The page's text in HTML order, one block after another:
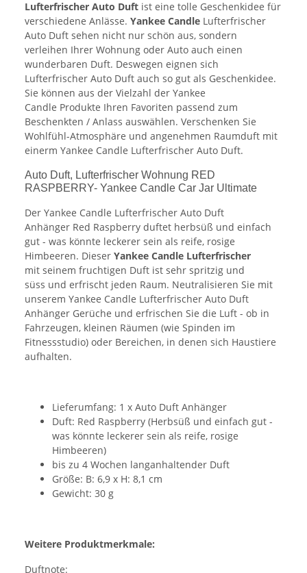
Lufterfrischer Auto Duft ist eine tolle Geschenkidee für
verschiedene Anlässe. Yankee Candle Lufterfrischer
Auto Duft sehen nicht nur schön aus, sondern
verleihen Ihrer Wohnung oder Auto auch einen
wunderbaren Duft. Deswegen eignen sich
Lufterfrischer Auto Duft auch so gut als Geschenkidee.
Sie können aus der Vielzahl der Yankee
Candle Produkte Ihren Favoriten passend zum
Beschenkten / Anlass auswählen. Verschenken Sie
Wohlfühl-Atmosphäre und angenehmen Raumduft mit
einerm Yankee Candle Lufterfrischer Auto Duft.
Auto Duft, Lufterfrischer Wohnung RED
RASPBERRY- Yankee Candle Car Jar Ultimate
Der Yankee Candle Lufterfrischer Auto Duft
Anhänger Red Raspberry duftet herbsüß und einfach
gut - was könnte leckerer sein als reife, rosige
Himbeeren. Dieser Yankee Candle Lufterfrischer
mit seinem fruchtigen Duft ist sehr spritzig und
süss und erfrischt jeden Raum. Neutralisieren Sie mit
unserem Yankee Candle Lufterfrischer Auto Duft
Anhänger Gerüche und erfrischen Sie die Luft - ob in
Fahrzeugen, kleinen Räumen (wie Spinden im
Fitnessstudio) oder Bereichen, in denen sich Haustiere
aufhalten.
Lieferumfang: 1 x Auto Duft Anhänger
Duft: Red Raspberry (Herbsüß und einfach gut -
was könnte leckerer sein als reife, rosige
Himbeeren)
bis zu 4 Wochen langanhaltender Duft
Größe: B: 6,9 x H: 8,1 cm
Gewicht: 30 g
Weitere Produktmerkmale:
Duftnote: